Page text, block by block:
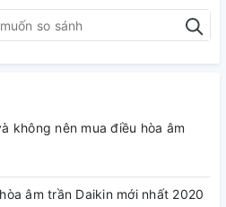
không nên mua điều hòa âm
âm trần Daikin mới nhất 2020